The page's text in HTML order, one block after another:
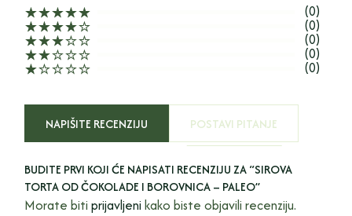
(0)
(0)
(0)
(0)
(0)
NAPIŠITE RECENZIJU POSTAVI PITANJE
BUDITE PRVI KOJI ĆE NAPISATI RECENZIJU ZA “SIROVA
TORTA OD ČOKOLADE I BOROVNICA – PALEO”
Morate bitiprijavljeni kako biste objavili recenziju.